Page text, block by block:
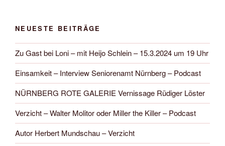
NEUESTE BEITRÄGE
Zu Gast bei Loni – mit Heijo Schlein – 15.3.2024 um 19 Uhr
Einsamkeit – Interview Seniorenamt Nürnberg – Podcast
NÜRNBERG ROTE GALERIE Vernissage Rüdiger Löster
Verzicht – Walter Molitor oder Miller the Killer – Podcast
Autor Herbert Mundschau – Verzicht